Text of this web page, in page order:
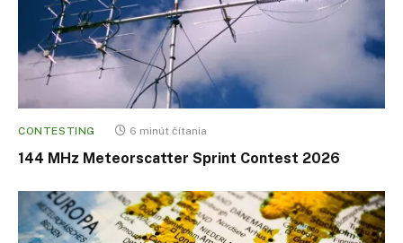
CONTESTING 6 minút čítania
144 MHz Meteorscatter Sprint Contest 2026